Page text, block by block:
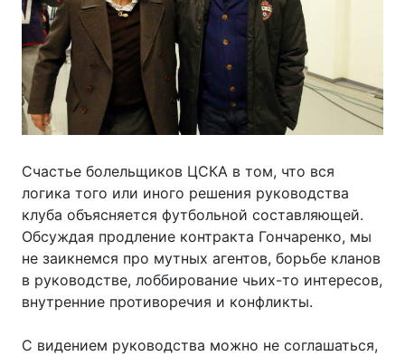
Счастье болельщиков ЦСКА в том, что вся
логика того или иного решения руководства
клуба объясняется футбольной составляющей.
Обсуждая продление контракта Гончаренко, мы
не заикнемся про мутных агентов, борьбе кланов
в руководстве, лоббирование чьих-то интересов,
внутренние противоречия и конфликты.
С видением руководства можно не соглашаться,